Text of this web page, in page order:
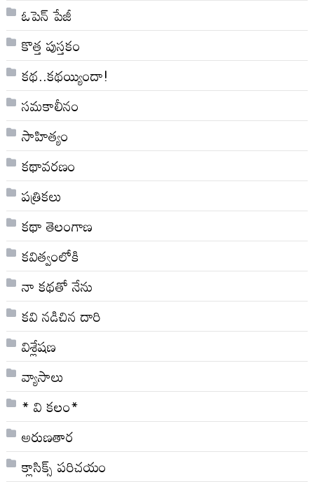
ఓపెన్ పేజీ
కొత్త పుస్తకం
కథ..కథయ్యిందా!
సమకాలీనం
సాహిత్యం
కథావరణం
పత్రికలు
కథా తెలంగాణ
కవిత్వంలోకి
నా క‌థ‌తో నేను
కవి నడిచిన దారి
విశ్లేషణ
వ్యాసాలు
* వి క‌లం*
అరుణతార
క్లాసిక్స్ ప‌రిచ‌యం